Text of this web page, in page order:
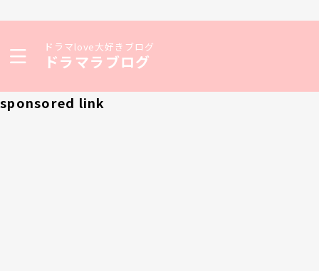
ドラマlove大好きブログ
ドラマラブログ
sponsored link